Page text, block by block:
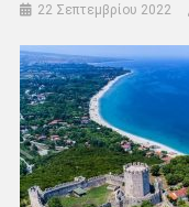
22 Σεπτεμβρίου 2022